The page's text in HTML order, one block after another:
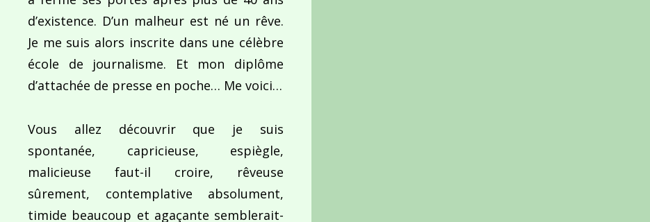
d’existence. D’un malheur est né un rêve.
Je me suis alors inscrite dans une célèbre
école de journalisme. Et mon diplôme
d’attachée de presse en poche… Me voici…
Vous allez découvrir que je suis
spontanée, capricieuse, espiègle,
malicieuse faut-il croire, rêveuse
sûrement, contemplative absolument,
timide beaucoup et agaçante semblerait-